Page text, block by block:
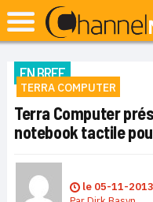
EN BREF
TERRA COMPUTER
Terra Computer
notebook tactile
le 05-11-2013